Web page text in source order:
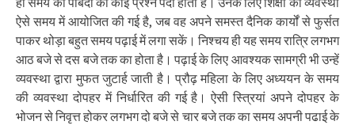
ऐसे समय में आयोजित की गई है, जब वह अपने समस्त दैनिक कार्यों से फुर्सत
पाकर थोड़ा बहुत समय पढ़ाई में लगा सकें। निश्चय ही यह समय रात्रि लगभग
आठ बजे से दस बजे तक का होता है। पढ़ाई के लिए आवश्यक सामग्री भी उन्हें
व्यवस्था द्वारा मुफत जुटार्ह जाती है। प्रौढ़ महिला के लिए अध्ययन के समय
की व्यवस्था दोपहर में निर्धारित की गई है। ऐसी स्त्रियां अपने दोपहर के
भोजन से निवृत्त होकर लगभग दो बजे से चार बजे तक का समय अपनी पढाई के